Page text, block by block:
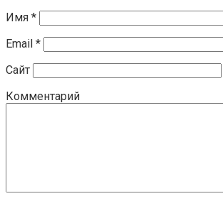
Имя *
Email *
Сайт
Комментарий